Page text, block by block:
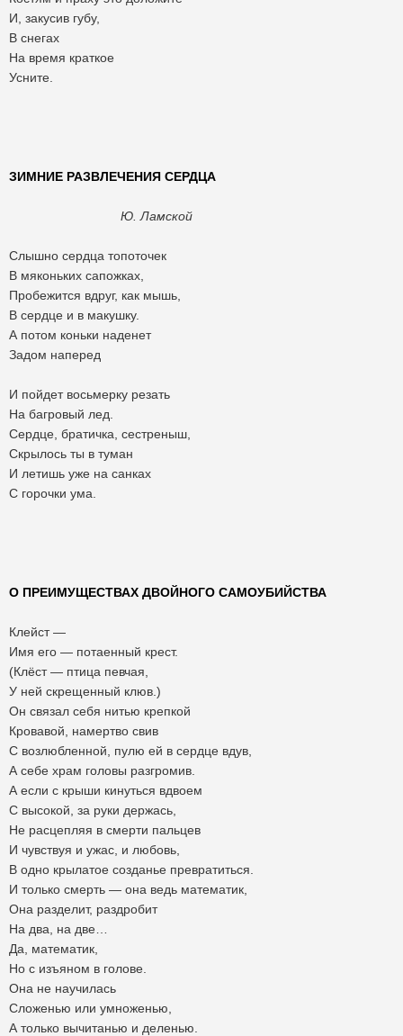
И, закусив губу,
В снегах
На время краткое
Усните.
ЗИМНИЕ РАЗВЛЕЧЕНИЯ СЕРДЦА
Ю. Ламской
Слышно сердца топоточек
В мяконьких сапожках,
Пробежится вдруг, как мышь,
В сердце и в макушку.
А потом коньки наденет
Задом наперед
И пойдет восьмерку резать
На багровый лед.
Сердце, братичка, сестреныш,
Скрылось ты в туман
И летишь уже на санках
С горочки ума.
О ПРЕИМУЩЕСТВАХ ДВОЙНОГО САМОУБИЙСТВА
Клейст —
Имя его — потаенный крест.
(Клёст — птица певчая,
У ней скрещенный клюв.)
Он связал себя нитью крепкой
Кровавой, намертво свив
С возлюбленной, пулю ей в сердце вдув,
А себе храм головы разгромив.
А если с крыши кинуться вдвоем
С высокой, за руки держась,
Не расцепляя в смерти пальцев
И чувствуя и ужас, и любовь,
В одно крылатое созданье превратиться.
И только смерть — она ведь математик,
Она разделит, раздробит
На два, на две…
Да, математик,
Но с изъяном в голове.
Она не научилась
Сложенью или умноженью,
А только вычитанью и деленью.